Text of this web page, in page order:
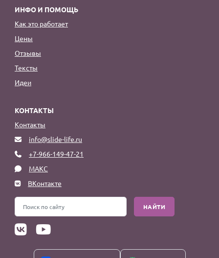
ИНФО И ПОМОЩЬ
Как это работает
Цены
Отзывы
Тексты
Идеи
КОНТАКТЫ
Контакты
info@slide-life.ru
+7-966-149-47-21
МАКС
ВКонтакте
НАЙТИ